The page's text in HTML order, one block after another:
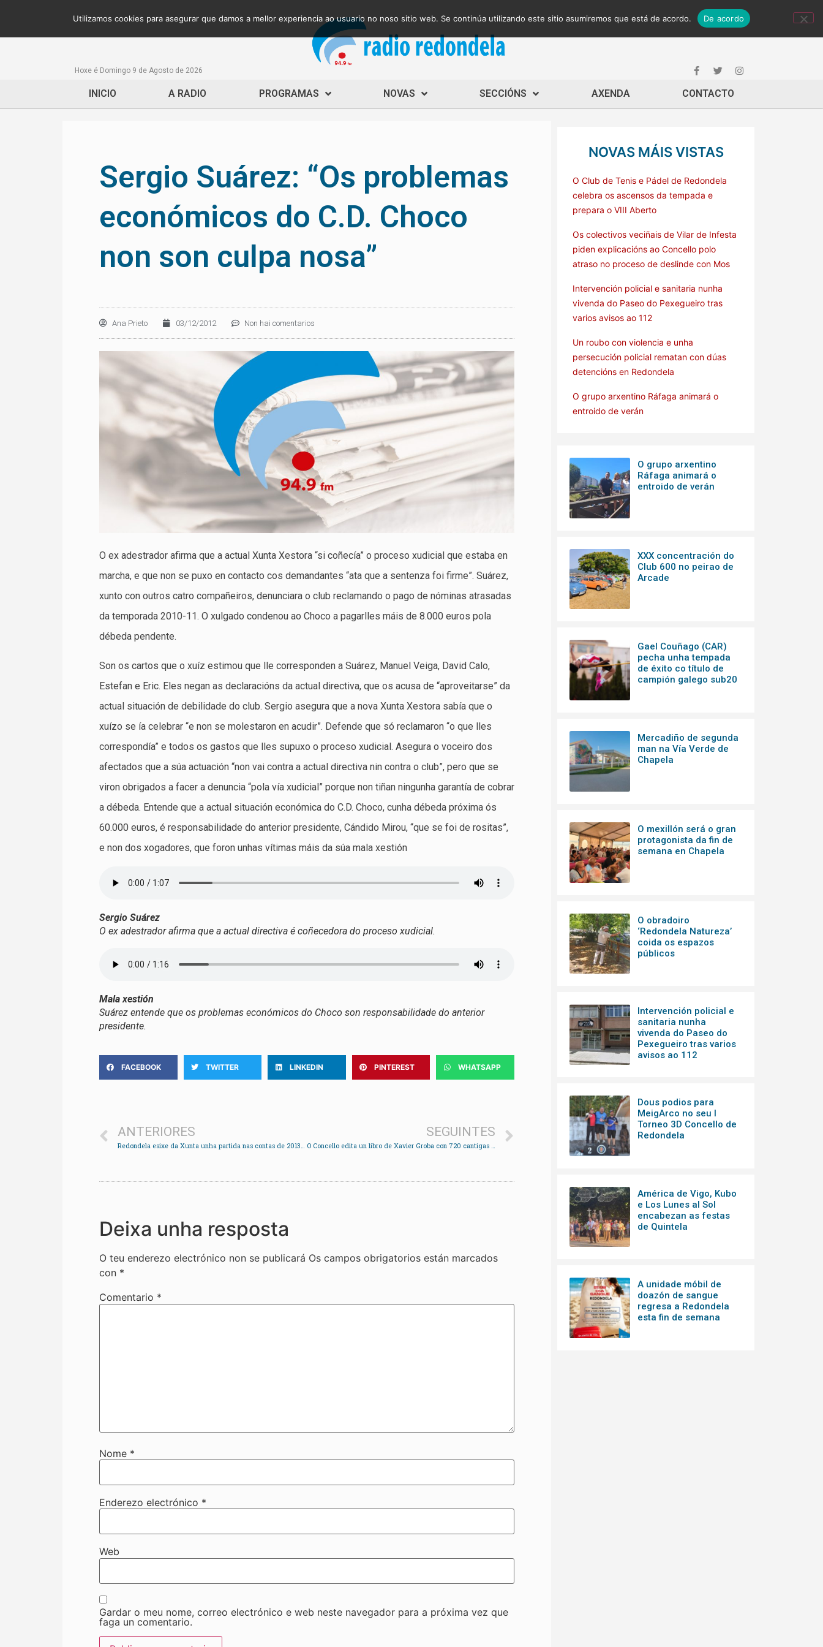
Hoxe é Domingo 9 de Agosto de 2026
INICIO A RADIO PROGRAMAS NOVAS SECCIÓNS AXENDA CONTACTO
Sergio Suárez: “Os problemas
económicos do C.D. Choco
non son culpa nosa”
Ana Prieto 03/12/2012 Non hai comentarios
O ex adestrador afirma que a actual Xunta Xestora “si coñecía” o proceso xudicial que estaba en
marcha, e que non se puxo en contacto cos demandantes “ata que a sentenza foi firme”. Suárez,
xunto con outros catro compañeiros, denunciara o club reclamando o pago de nóminas atrasadas
da temporada 2010-11. O xulgado condenou ao Choco a pagarlles máis de 8.000 euros pola
débeda pendente.
Son os cartos que o xuíz estimou que lle corresponden a Suárez, Manuel Veiga, David Calo,
Estefan e Eric. Eles negan as declaracións da actual directiva, que os acusa de “aproveitarse” da
actual situación de debilidade do club. Sergio asegura que a nova Xunta Xestora sabía que o
xuízo se ía celebrar “e non se molestaron en acudir”. Defende que só reclamaron “o que lles
correspondía” e todos os gastos que lles supuxo o proceso xudicial. Asegura o voceiro dos
afectados que a súa actuación “non vai contra a actual directiva nin contra o club”, pero que se
viron obrigados a facer a denuncia “pola vía xudicial” porque non tiñan ningunha garantía de cobrar
a débeda. Entende que a actual situación económica do C.D. Choco, cunha débeda próxima ós
60.000 euros, é responsabilidade do anterior presidente, Cándido Mirou, “que se foi de rositas”,
e non dos xogadores, que foron unhas vítimas máis da súa mala xestión
Sergio Suárez
O ex adestrador afirma que a actual directiva é coñecedora do proceso xudicial.
Mala xestión
Suárez entende que os problemas económicos do Choco son responsabilidade do anterior
presidente.
FACEBOOK TWITTER LINKEDIN PINTEREST WHATSAPP
ANTERIORES
Redondela esixe da Xunta unha partida nas contas de 2013 para cambiar o tellado do CEIP Quintela
SEGUINTES
O Concello edita un libro de Xavier Groba con 720 cantigas recompiladas por Casto Sampedro
Deixa unha resposta
O teu enderezo electrónico non se publicará Os campos obrigatorios están marcados
con *
Comentario *
Nome *
Enderezo electrónico *
Web
Gardar o meu nome, correo electrónico e web neste navegador para a próxima vez que
faga un comentario.
NOVAS MÁIS VISTAS
O Club de Tenis e Pádel de Redondela
celebra os ascensos da tempada e
prepara o VIII Aberto
Os colectivos veciñais de Vilar de Infesta
piden explicacións ao Concello polo
atraso no proceso de deslinde con Mos
Intervención policial e sanitaria nunha
vivenda do Paseo do Pexegueiro tras
varios avisos ao 112
Un roubo con violencia e unha
persecución policial rematan con dúas
detencións en Redondela
O grupo arxentino Ráfaga animará o
entroido de verán
O grupo arxentino
Ráfaga animará o
entroido de verán
XXX concentración do
Club 600 no peirao de
Arcade
Gael Couñago (CAR)
pecha unha tempada
de éxito co título de
campión galego sub20
Mercadiño de segunda
man na Vía Verde de
Chapela
O mexillón será o gran
protagonista da fin de
semana en Chapela
O obradoiro
‘Redondela Natureza’
coida os espazos
públicos
Intervención policial e
sanitaria nunha
vivenda do Paseo do
Pexegueiro tras varios
avisos ao 112
Dous podios para
MeigArco no seu I
Torneo 3D Concello de
Redondela
América de Vigo, Kubo
e Los Lunes al Sol
encabezan as festas
de Quintela
A unidade móbil de
doazón de sangue
regresa a Redondela
esta fin de semana
Utilizamos cookies para asegurar que damos a mellor experiencia ao usuario no noso sitio web. Se continúa utilizando este sitio asumiremos que está de acordo. De acordo